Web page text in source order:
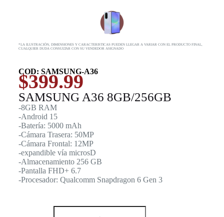
*LA ILUSTRACIÓN, DIMENSIONES Y CARACTERISTICAS PUEDEN LLEGAR A VARIAR CON EL PRODUCTO FINAL,
CUALQUIER DUDA CONSULTAR CON SU VENDEDOR ASIGNADO
COD: SAMSUNG-A36
$399.99
SAMSUNG A36 8GB/256GB
-8GB RAM
-Android 15
-Batería: 5000 mAh
-Cámara Trasera: 50MP
-Cámara Frontal: 12MP
-expandible vía microsD
-Almacenamiento 256 GB
-Pantalla FHD+ 6.7
-Procesador: Qualcomm Snapdragon 6 Gen 3